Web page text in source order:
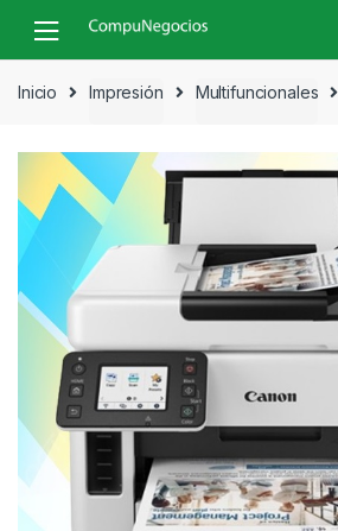
navigation
content
Inicio
Impresión Multifuncionales